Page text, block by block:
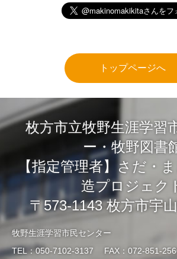
トップページへ
枚方市立牧野生涯学習
ー・牧野図書
【指定管理者】さだ・
造プロジェク
〒573-1143 枚方市宇
牧野生涯学習市民センター
TEL：050-7102-3137 FAX：072-851-